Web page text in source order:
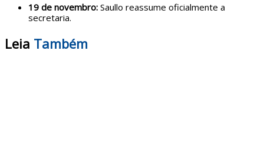
19 de novembro: Saullo reassume oficialmente a
secretaria.
Leia Também